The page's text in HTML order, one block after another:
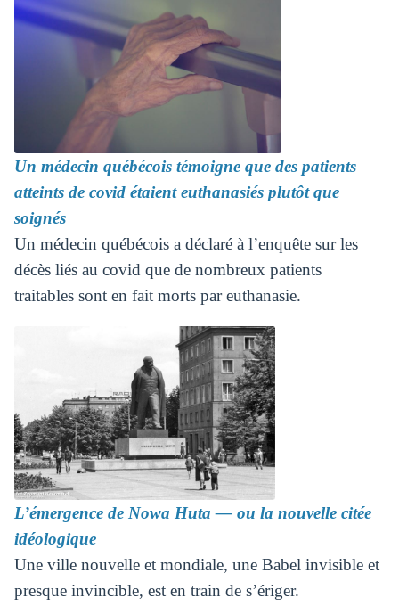
Un médecin québécois témoigne que des patients
atteints de covid étaient euthanasiés plutôt que
soignés
Un médecin québécois a déclaré à l’enquête sur les
décès liés au covid que de nombreux patients
traitables sont en fait morts par euthanasie.
L’émergence de Nowa Huta — ou la nouvelle citée
idéologique
Une ville nouvelle et mondiale, une Babel invisible et
presque invincible, est en train de s’ériger.